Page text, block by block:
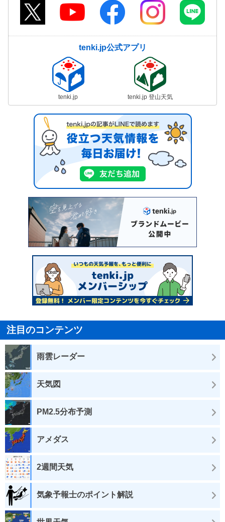
tenki.jp公式アプリ
tenki.jp tenki.jp 登山天気
注目のコンテンツ
雨雲レーダー
天気図
PM2.5分布予測
アメダス
2週間天気
気象予報士のポイント解説